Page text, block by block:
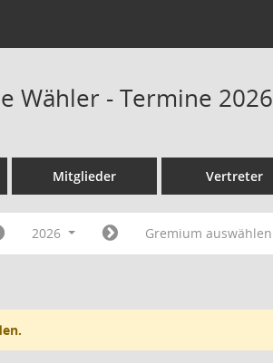
Wähler - Termine 2026
Mitglieder Vertreter
2026 Gremium auswählen